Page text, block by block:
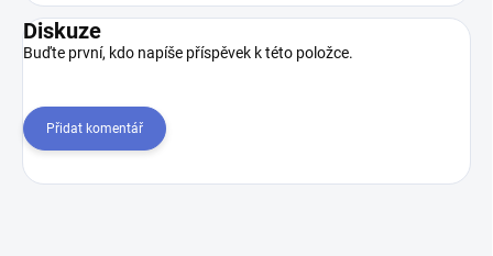
Diskuze
Buďte první, kdo napíše příspěvek k této položce.
Přidat komentář